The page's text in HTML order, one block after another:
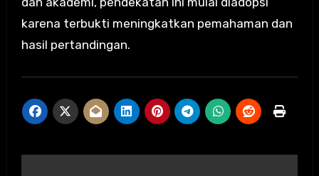
karena terbukti meningkatkan pemahaman dan
hasil pertandingan.